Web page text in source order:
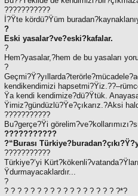
???????????
İ?Ÿte kördü?Ÿüm
?
Eski yasalar?ve?eski?kafalar.
?
Hem?yasalar,?hem de bu yasaları
?
kendikendimizi
Ÿa kendi kendimize?dü?Ÿtük.
Ÿimiz?gündüzlü?Ÿe?çıkarız.?Aksi
???????????
Bu?gerçe?Ÿi
???????????
?“Burası
???????????
Türkiye?’yi
Ÿdurmayacaklardır...
?
? ? ? ? ? ? ? ? ? ? ? ? ? ? ? ? ? ?*?